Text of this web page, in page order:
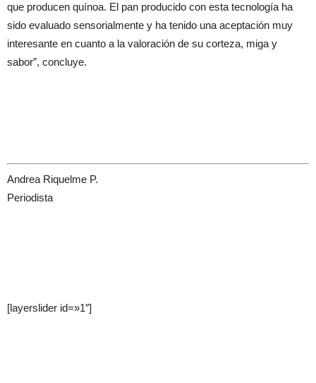
que producen quínoa. El pan producido con esta tecnología ha
sido evaluado sensorialmente y ha tenido una aceptación muy
interesante en cuanto a la valoración de su corteza, miga y
sabor”, concluye.
Andrea Riquelme P.
Periodista
[layerslider id=»1″]